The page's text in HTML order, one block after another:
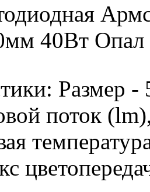
40Вт
Размер
поток